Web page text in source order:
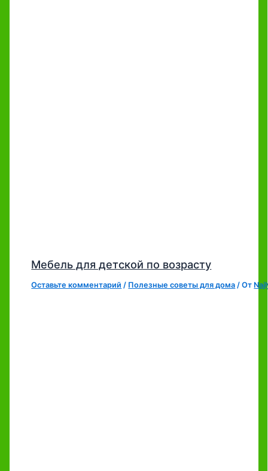
Мебель для детской по возрасту
Оставьте комментарий / Полезные советы для дома / От